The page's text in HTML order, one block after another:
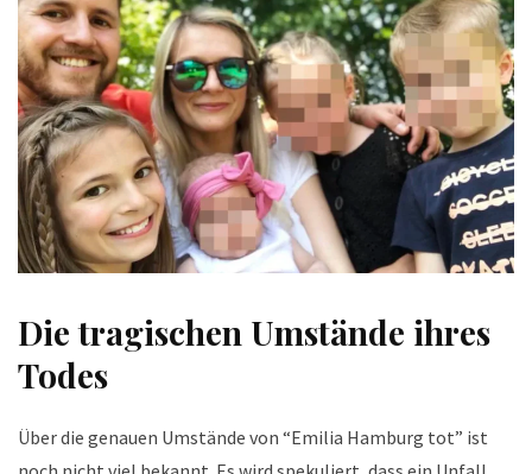
Die tragischen Umstände ihres
Todes
Über die genauen Umstände von “Emilia Hamburg tot” ist